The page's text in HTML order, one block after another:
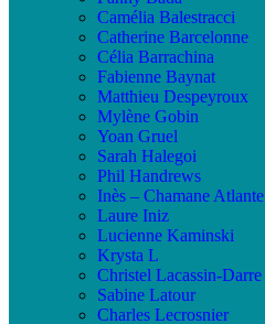
Camélia Balestracci
Catherine Barcelonne
Célia Barrachina
Fabienne Baynat
Matthieu Despeyroux
Mylène Gobin
Yoan Gruel
Sarah Halegoi
Phil Handrews
Inès – Chamane Atlante
Laure Iniz
Lucienne Kaminski
Krysta L
Christel Lacassin-Darre
Sabine Latour
Charles Lecrosnier